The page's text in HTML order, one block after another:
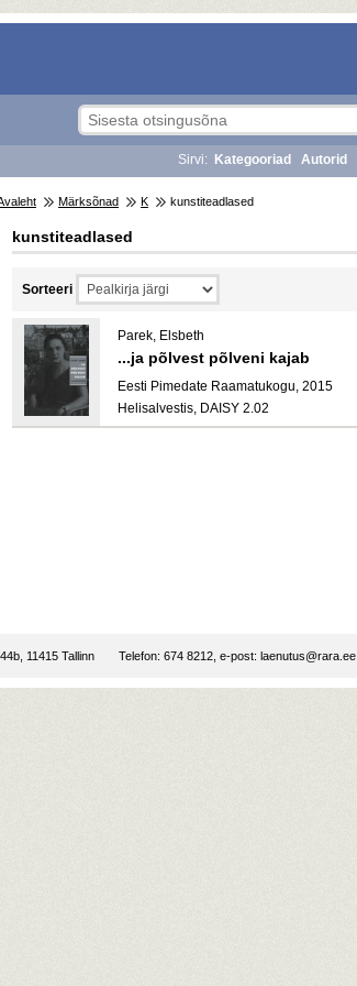
Sirvi: Kategooriad Autorid
Märksõnad K kunstiteadlased
kunstiteadlased
Sorteeri
Parek, Elsbeth
...ja põlvest põlveni kajab
Eesti Pimedate Raamatukogu, 2015
Helisalvestis, DAISY 2.02
11415 Tallinn Telefon: 674 8212, e-post: laenutus@rara.ee